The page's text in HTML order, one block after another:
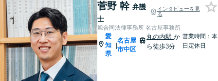
菅野 幹 弁護
士
インタビューを見
る
旭合同法律事務所 名古屋事務所
愛
知
県
|
名古屋
市中区
丸の内駅か
ら徒歩3分
営業時間：本
日定休日